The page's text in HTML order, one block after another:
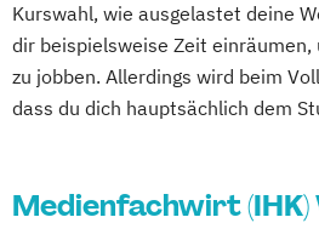
Kurswahl, wie ausgelastet deine
dir beispielsweise Zeit einräumen,
zu jobben. Allerdings wird beim
dass du dich hauptsächlich dem
Medienfachwirt